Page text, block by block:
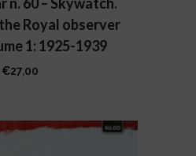
Royal observer
1: 1925-1939
€27,00